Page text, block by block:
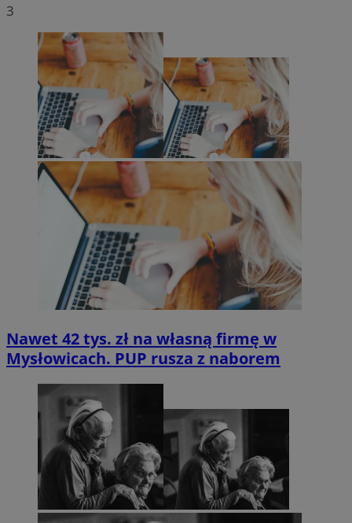
3
Nawet 42 tys. zł na własną firmę w
Mysłowicach. PUP rusza z naborem